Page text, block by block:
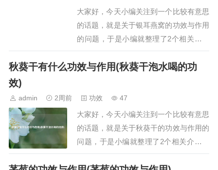
种生物活性成分…
大家好，今天小编关注到一个比较有意思
的话题，就是关于银耳燕窝的功效与作用
的问题，于是小编就整理了2个相关介绍
银耳燕窝的功效与作用的解答，让我们一
起看看吧。文章目录：银耳和燕窝有什么
效一、银耳和燕窝有什么功效银耳和燕窝
滋补品，…
秋葵干有什么功效与作用(秋葵干泡水喝的功
效)
admin 2周前 功效 47
大家好，今天小编关注到一个比较有意思
的话题，就是关于秋葵干的功效与作用的
问题，于是小编就整理了2个相关介绍秋
葵干的功效与作用的解答，让我们一起看